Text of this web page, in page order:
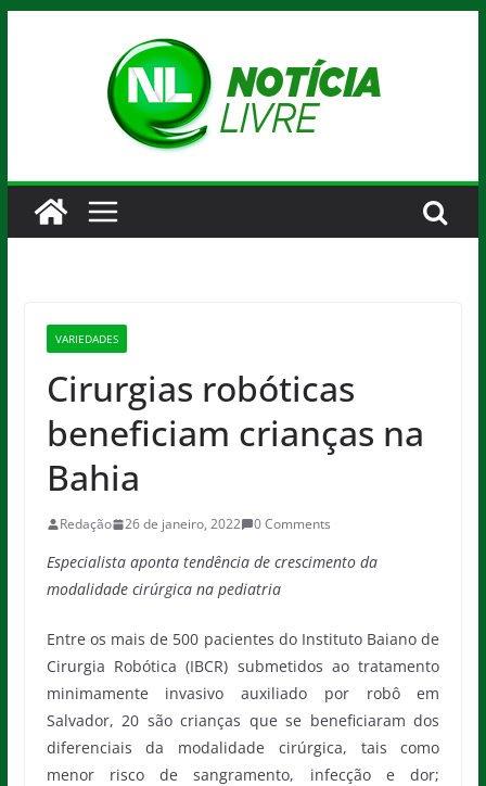
VARIEDADES
Cirurgias robóticas
beneficiam crianças na
Bahia
Redação 26 de janeiro, 2022 0 Comments
Especialista aponta tendência de crescimento da
modalidade cirúrgica na pediatria
Entre os mais de 500 pacientes do Instituto Baiano de
Cirurgia Robótica (IBCR) submetidos ao tratamento
minimamente invasivo auxiliado por robô em
Salvador, 20 são crianças que se beneficiaram dos
diferenciais da modalidade cirúrgica, tais como
menor risco de sangramento, infecção e dor;